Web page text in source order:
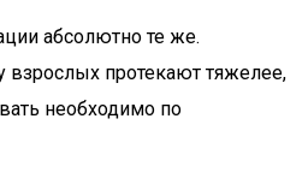
абсолютно те же.
протекают тяжелее,
необходимо по